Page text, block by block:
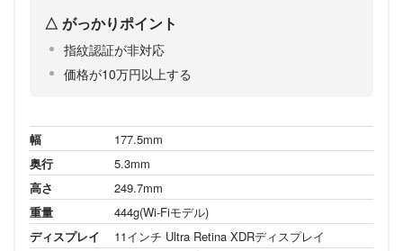
がっかりポイント
指紋認証が非対応
価格が10万円以上する
幅
177.5mm
奥行
5.3mm
高さ
249.7mm
重量
444g(Wi-Fiモデル)
ディスプレイ
11インチ Ultra Retina XDRディスプレイ